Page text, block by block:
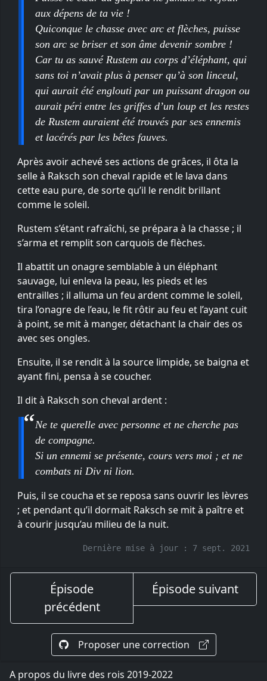
aux dépens de ta vie !
Quiconque le chasse avec arc et flèches, puisse
son arc se briser et son âme devenir sombre !
Car tu as sauvé Rustem au corps d’éléphant, qui
sans toi n’avait plus à penser qu’à son linceul,
qui aurait été englouti par un puissant dragon ou
aurait péri entre les griffes d’un loup et les restes
de Rustem auraient été trouvés par ses ennemis
et lacérés par les bêtes fauves.
Après avoir achevé ses actions de grâces, il ôta la
selle à Raksch son cheval rapide et le lava dans
cette eau pure, de sorte qu’il le rendit brillant
comme le soleil.
Rustem s’étant rafraîchi, se prépara à la chasse ; il
s’arma et remplit son carquois de flèches.
Il abattit un onagre semblable à un éléphant
sauvage, lui enleva la peau, les pieds et les
entrailles ; il alluma un feu ardent comme le soleil,
tira l’onagre de l’eau, le fit rôtir au feu et l’ayant cuit
à point, se mit à manger, détachant la chair des os
avec ses ongles.
Ensuite, il se rendit à la source limpide, se baigna et
ayant fini, pensa à se coucher.
Il dit à Raksch son cheval ardent :
Ne te querelle avec personne et ne cherche pas
de compagne.
Si un ennemi se présente, cours vers moi ; et ne
combats ni Div ni lion.
Puis, il se coucha et se reposa sans ouvrir les lèvres
; et pendant qu’il dormait Raksch se mit à paître et
à courir jusqu’au milieu de la nuit.
Dernière mise à jour : 7 sept. 2021
Épisode
précédent
Épisode suivant
Proposer une correction
A propos du livre des rois 2019-2022